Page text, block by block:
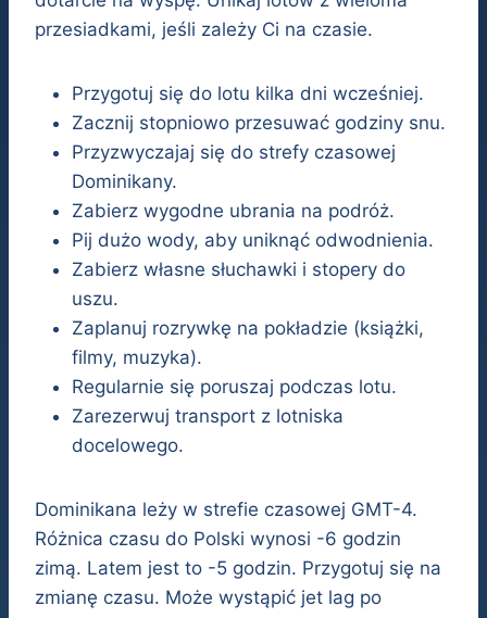
przesiadkami, jeśli zależy Ci na czasie.
Przygotuj się do lotu kilka dni wcześniej.
Zacznij stopniowo przesuwać godziny snu.
Przyzwyczajaj się do strefy czasowej
Dominikany.
Zabierz wygodne ubrania na podróż.
Pij dużo wody, aby uniknąć odwodnienia.
Zabierz własne słuchawki i stopery do
uszu.
Zaplanuj rozrywkę na pokładzie (książki,
filmy, muzyka).
Regularnie się poruszaj podczas lotu.
Zarezerwuj transport z lotniska
docelowego.
Dominikana leży w strefie czasowej GMT-4.
Różnica czasu do Polski wynosi -6 godzin
zimą. Latem jest to -5 godzin. Przygotuj się na
zmianę czasu. Może wystąpić jet lag po